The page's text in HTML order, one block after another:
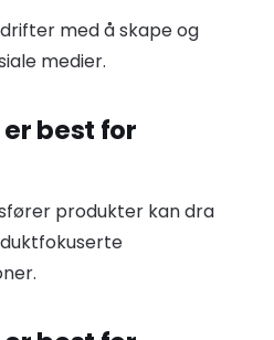
med å skape og
medier.
best for
produkter kan dra